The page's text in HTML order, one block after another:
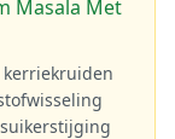
Masala Met
kerriekruiden